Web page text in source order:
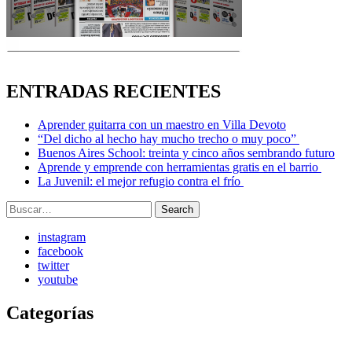
ENTRADAS RECIENTES
Aprender guitarra con un maestro en Villa Devoto
“Del dicho al hecho hay mucho trecho o muy poco”
Buenos Aires School: treinta y cinco años sembrando futuro
Aprende y emprende con herramientas gratis en el barrio
La Juvenil: el mejor refugio contra el frío
Search
for:
Search
instagram
facebook
twitter
youtube
Categorías